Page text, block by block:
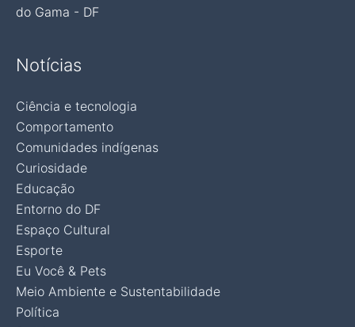
do Gama - DF
Notícias
Ciência e tecnologia
Comportamento
Comunidades indígenas
Curiosidade
Educação
Entorno do DF
Espaço Cultural
Esporte
Eu Você & Pets
Meio Ambiente e Sustentabilidade
Política